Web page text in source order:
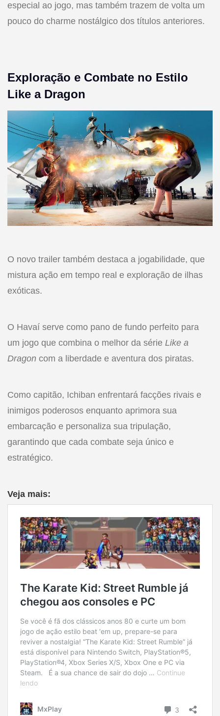
especial ao jogo, mas também trazem de volta um
pouco do charme nostálgico dos títulos anteriores.
Exploração e Combate no Estilo
Like a Dragon
O novo trailer também destaca a jogabilidade, que
mistura ação em tempo real e exploração de ilhas
exóticas.
O Havaí serve como pano de fundo perfeito para
um jogo que combina o melhor da série Like a
Dragon com a liberdade e aventura dos piratas.
Como capitão, Ichiban enfrentará facções rivais e
inimigos poderosos enquanto aprimora sua
embarcação e personaliza sua tripulação,
garantindo que cada combate seja único e
estratégico.
Veja mais: